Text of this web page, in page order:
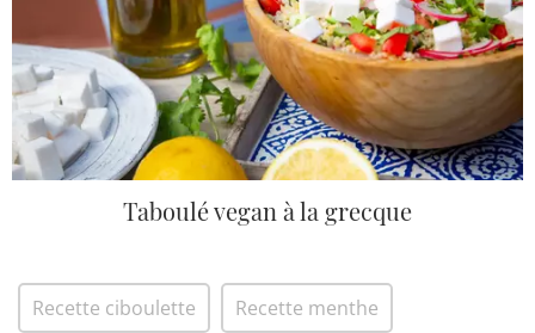
Taboulé vegan à la grecque
Recette ciboulette Recette menthe